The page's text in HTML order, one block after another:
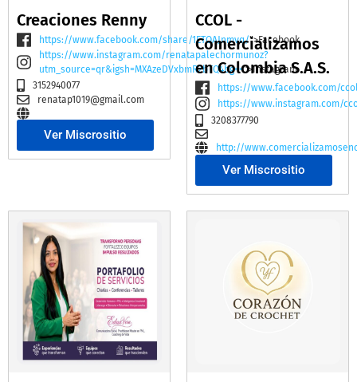
Creaciones Renny
https://www.facebook.com/share/1ETQAJnmvq/">Facebook
https://www.instagram.com/renatapalechormunoz?
utm_source=qr&igsh=MXAzeDVxbmR2bTQ4bg==">Instagram
3152940077
renatap1019@gmail.com
Ver Miscrositio
CCOL -
Comercializamos
en Colombia S.A.S.
https://www.facebook.com/
https://www.instagram.com/
3208377790
http://
Ver Miscrositio